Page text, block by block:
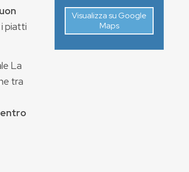
piatti
La
tra
Visualizza su Google
Maps